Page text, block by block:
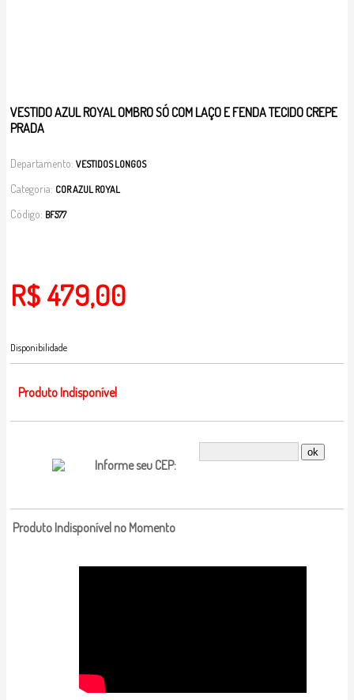
VESTIDO AZUL ROYAL OMBRO SÓ COM LAÇO E FENDA TECIDO CREPE
PRADA
Departamento: VESTIDOS LONGOS
Categoria: COR AZUL ROYAL
Código: BF577
R$ 479,00
Disponibilidade
Produto Indisponível
Informe seu CEP:
Produto Indisponível no Momento